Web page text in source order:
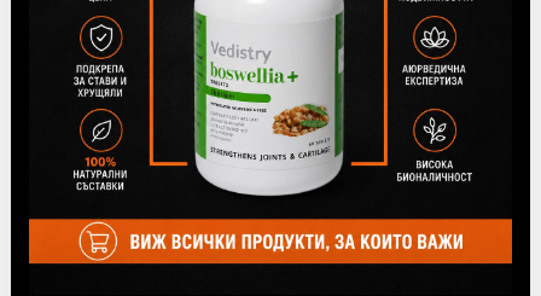
Блог статии